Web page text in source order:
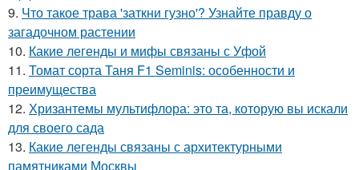
9. Что такое трава 'заткни гузно'? Узнайте правду о
загадочном растении
10. Какие легенды и мифы связаны с Уфой
11. Томат сорта Таня F1 Seminis: особенности и
преимущества
12. Хризантемы мультифлора: это та, которую вы искали
для своего сада
13. Какие легенды связаны с архитектурными
памятниками Москвы